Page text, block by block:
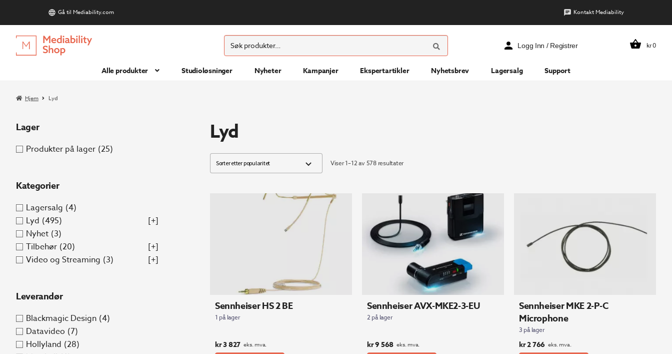
Gå til Mediability.com Kontakt Mediability
Hopp
til
Hopp
til
Søk
etter:
SØK
Logg Inn / Registrer kr0
Alle produkter Studioløsninger Nyheter Kampanjer Ekspertartikler Nyhetsbrev Lagersalg Support
Hjem Lyd
Lyd
Viser 1–12 av 578 resultaterSortert
Sennheiser HS 2 BE
1 på lager
kr3 827 eks. mva.
Sennheiser AVX-MKE2-3-EU
2 på lager
kr9 568 eks. mva.
Sennheiser MKE 2-P-C
Microphone
3 på lager
kr2 766 eks. mva.
Lager
Produkter på lager (25)
Kategorier
Lagersalg (4)
Lyd (495)
[+]
Nyhet (3)
Tilbehør (20)
[+]
Video og Streaming (3) [+]
Leverandør
Blackmagic Design (4)
Datavideo (7)
Hollyland (28)